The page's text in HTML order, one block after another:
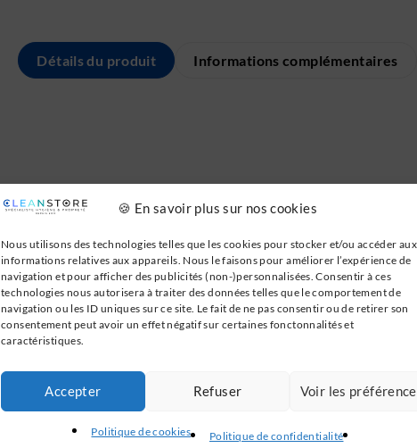
🍪 En savoir plus sur nos cookies
Nous utilisons des technologies telles que les cookies pour stocker et/ou accéder aux
informations relatives aux appareils. Nous le faisons pour améliorer l’expérience de
navigation et pour afficher des publicités (non-)personnalisées. Consentir à ces
technologies nous autorisera à traiter des données telles que le comportement de
navigation ou les ID uniques sur ce site. Le fait de ne pas consentir ou de retirer son
consentement peut avoir un effet négatif sur certaines fonctonnalités et
caractéristiques.
Accepter Refuser Voir les
Politique de cookies Politique de confidentialité
Détails du produit Informations complémentaires